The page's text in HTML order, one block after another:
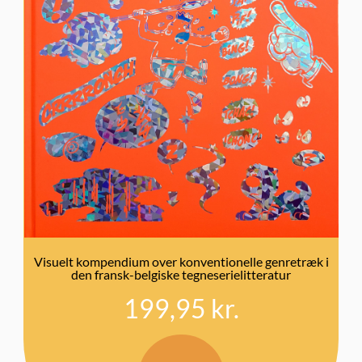
Visuelt kompendium over konventionelle genretræk i
den fransk-belgiske tegneserielitteratur
199,95 kr.